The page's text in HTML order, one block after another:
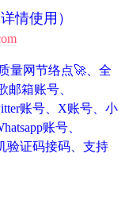
情使用）
量网节络点🚀、全
邮箱账号、
账号、X账号、小
账号、
验证码接码、支持